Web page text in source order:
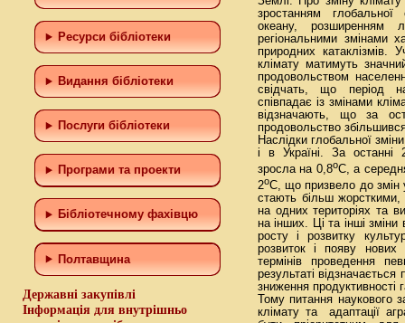
Ресурси бібліотеки
Видання бібліотеки
Послуги бібліотеки
Програми та проекти
Бiблiотечному фахiвцю
Полтавщина
Державні закупівлі
Інформація для внутрішньо
зростанням глобальної
океану, розширенням
регіональними змінами
природних катаклізмів.
клімату матимуть
продовольством
свідчать, що період
співпадає із змінами
відзначають, що за
продовольство
Наслідки глобальної
і в Україні. За останні
зросла на 0,8оС, а
2оС, що призвело до змін
стають більш жорсткими,
на одних територіях та
на інших. Ці та інші зміни
росту і розвитку
розвиток і появу нових
термінів проведення
результаті
зниження продуктивності
Тому питання наукового
клімату та адаптації